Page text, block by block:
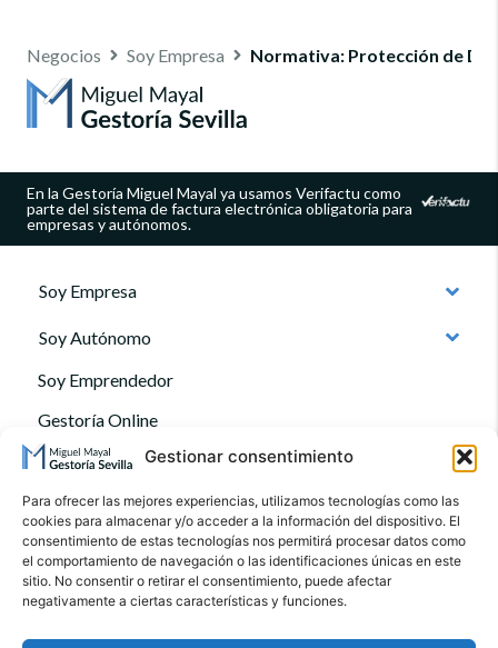
Gestionar consentimiento
Para ofrecer las mejores experiencias, utilizamos tecnologías como las
cookies para almacenar y/o acceder a la información del dispositivo. El
consentimiento de estas tecnologías nos permitirá procesar datos como
el comportamiento de navegación o las identificaciones únicas en este
sitio. No consentir o retirar el consentimiento, puede afectar
negativamente a ciertas características y funciones.
Negocios Soy Empresa Normativa: Protección de
En la Gestoría Miguel Mayal ya usamos Verifactu como
parte del sistema de factura electrónica obligatoria para
empresas y autónomos.
Soy Empresa
Soy Autónomo
Soy Emprendedor
Gestoría Online
Quienes somos
Contacto
Blog
Preguntas Frecuentes
Aviso Legal